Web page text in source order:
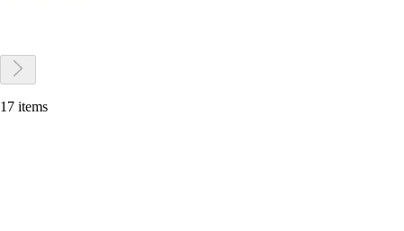
17 items